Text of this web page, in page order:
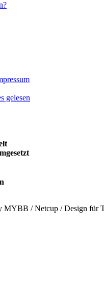
Impressum
gelesen
MYBB /Netcup /Design für